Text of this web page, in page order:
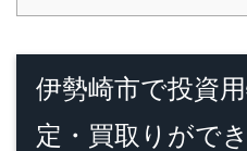
伊勢崎市で投資
定・買取りがで